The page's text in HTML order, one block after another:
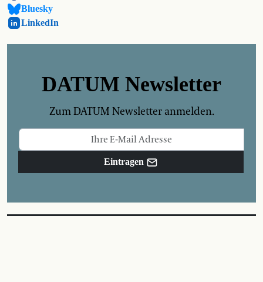
Bluesky
LinkedIn
DATUM Newsletter
Zum DATUM Newsletter anmelden.
Eintragen